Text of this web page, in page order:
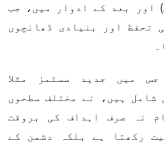
اور بعد کے ادوار میں، جب
تحفظ اور بنیادی ڈھانچوں
میں جدید سسٹمز مثلا
شامل ہیں، نے مختلف سطحوں
نہ صرف اہداف کی بروقت
رکھتا ہے بلکہ دشمن کے